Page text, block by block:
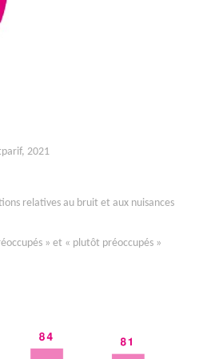
2021
relatives au bruit et aux nuisances
» et « plutôt préoccupés »